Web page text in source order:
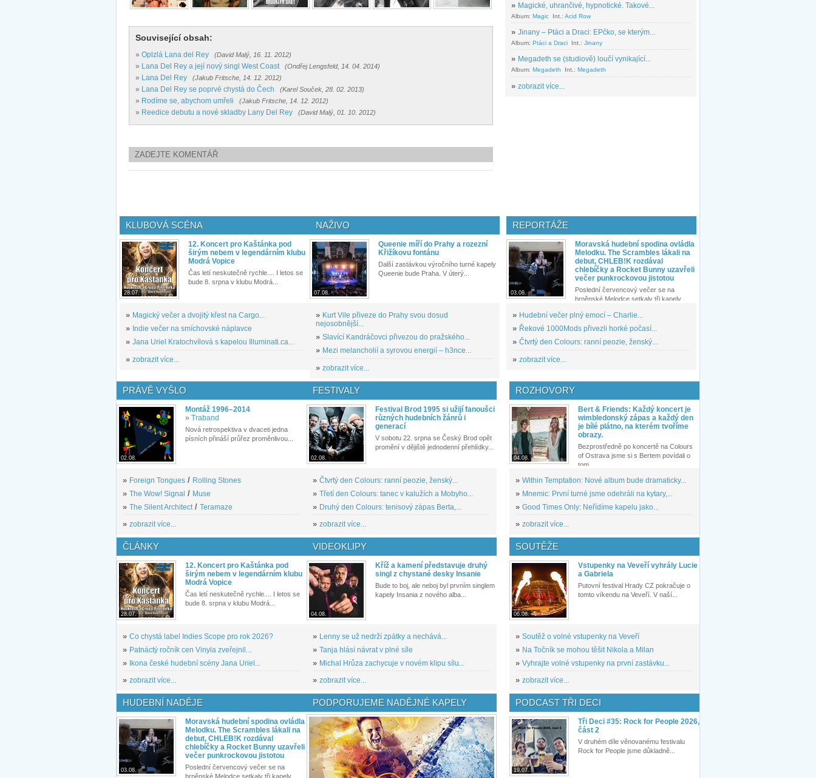
Související obsah:
» Oplzlá Lana del Rey (David Malý, 16. 11. 2012)
» Lana Del Rey a její nový singl West Coast (Ondřej Lengsfeld, 14. 04. 2014)
» Lana Del Rey (Jakub Fritsche, 14. 12. 2012)
» Lana Del Rey se poprvé chystá do Čech (Karel Souček, 28. 02. 2013)
» Rodíme se, abychom umřeli (Jakub Fritsche, 14. 12. 2012)
» Reedice debutu a nové skladby Lany Del Rey (David Malý, 01. 10. 2012)
ZADEJTE KOMENTÁŘ
» Magické, uhrančivé, hypnotické. Takové...
Album: Magic Int.: Acid Row
» Jinany – Ptáci a Draci: EPčko, se kterým...
Album: Ptáci a Draci Int.: Jinany
» Megadeth se (studiově) loučí vynikající...
Album: Megadeth Int.: Megadeth
» zobrazit více...
KLUBOVÁ SCÉNA
28.07.
12. Koncert pro Kaštánka pod
širým nebem v legendárním klubu
Modrá Vopice
Čas letí neskutečně rychle.... I letos se
bude 8. srpna v klubu Modrá...
» Magický večer a dvojitý křest na Cargo...
» Indie večer na smíchovské náplavce
» Jana Uriel Kratochvílová s kapelou Illuminati.ca...
» zobrazit více...
NAŽIVO
07.08.
Queenie míří do Prahy a rozezní
Křižíkovu fontánu
Další zastávkou výročního turné kapely
Queenie bude Praha. V úterý...
» Kurt Vile přiveze do Prahy svou dosud
nejosobnější...
» Slavící Kandráčovci přivezou do pražského...
» Mezi melancholií a syrovou energií – h3nce...
» zobrazit více...
REPORTÁŽE
03.08.
Moravská hudební spodina ovládla
Melodku. The Scrambles lákali na
debut, CHLEB!K rozdával
chlebíčky a Rocket Bunny uzavřeli
večer punkrockovou jistotou
Poslední červencový večer se na
brněnské Melodce setkaly tři kapely...
» Hudební večer plný emocí – Charlie...
» Řekové 1000Mods přivezli horké počasí...
» Čtvrtý den Colours: ranní peozie, ženský...
» zobrazit více...
PRÁVĚ VYŠLO
02.08.
Montáž 1996–2014
» Traband
Nová retrospektiva v dvaceti jedna
písních přináší průřez proměnlivou...
» Foreign Tongues / Rolling Stones
» The Wow! Signal / Muse
» The Silent Architect / Teramaze
» zobrazit více...
FESTIVALY
02.08.
Festival Brod 1995 si užijí fanoušci
různých hudebních žánrů i
generací
V sobotu 22. srpna se Český Brod opět
promění v dějiště jednodenní přehlídky...
» Čtvrtý den Colours: ranní peozie, ženský...
» Třetí den Colours: tanec v kalužích a Mobyho...
» Druhý den Colours: tenisový zápas Berta,...
» zobrazit více...
ROZHOVORY
04.08.
Bert & Friends: Každý koncert je
wimbledonský zápas a každý den
je bílé plátno, na kterém tvoříme
obrazy.
Bezprostředně po koncertě na Colours
of Ostrava jsme si s Bertem povídali o
tom,...
» Within Temptation: Nové album bude dramaticky...
» Mnemic: První turné jsme odehráli na kytary,...
» Good Times Only: Neřídíme kapelu jako...
» zobrazit více...
ČLÁNKY
28.07.
12. Koncert pro Kaštánka pod
širým nebem v legendárním klubu
Modrá Vopice
Čas letí neskutečně rychle.... I letos se
bude 8. srpna v klubu Modrá...
» Co chystá label Indies Scope pro rok 2026?
» Patnáctý ročník cen Vinyla zveřejnil...
»
Ikona české hudební scény Jana Uriel...
» zobrazit více...
VIDEOKLIPY
04.08.
Kříž a kamení představuje druhý
singl z chystané desky Insanie
Bude to boj, ale neboj byl prvním singlem
kapely Insania z nového alba...
» Lenny se už nedrží zpátky a nechává...
» Tanja hlásí návrat v plné síle
» Michal Hrůza zachycuje v novém klipu sílu...
» zobrazit více...
SOUTĚŽE
06.08.
Vstupenky na Veveří vyhrály Lucie
a Gabriela
Putovní festival Hrady CZ pokračuje o
tomto víkendu na Veveří. V naší...
» Soutěž o volné vstupenky na Veveří
» Na Točník se mohou těšit Nikola a Milan
» Vyhrajte volné vstupenky na první zastávku...
» zobrazit více...
HUDEBNÍ NADĚJE
03.08.
Moravská hudební spodina ovládla
Melodku. The Scrambles lákali na
debut, CHLEB!K rozdával
chlebíčky a Rocket Bunny uzavřeli
večer punkrockovou jistotou
Poslední červencový večer se na
brněnské Melodce setkaly tři kapely...
PODPORUJEME NADĚJNÉ KAPELY PODCAST TŘI DECI
19.07.
Tři Deci #35: Rock for People 2026,
část 2
V druhém díle věnovanému festivalu
Rock for People jsme důkladně...